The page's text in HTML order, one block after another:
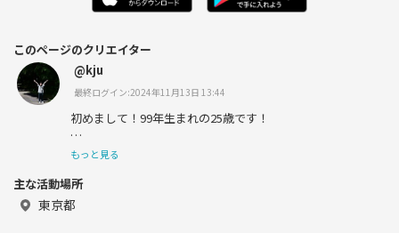
このページのクリエイター
@kju
最終ログイン:2024年11月13日 13:44
初めまして！99年生まれの25歳です！
仕事が基本月火休みなので同じく平日休みの方と友達にな
もっと見る
主な活動場所
東京都